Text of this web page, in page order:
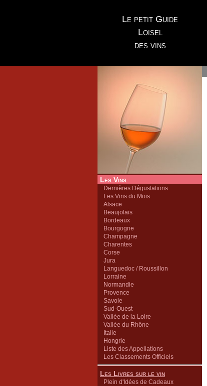
Le petit Guide
Loisel
des vins
Les Vins
Dernières Dégustations
Les Vins du Mois
Alsace
Beaujolais
Bordeaux
Bourgogne
Champagne
Charentes
Corse
Jura
Languedoc / Roussillon
Lorraine
Normandie
Provence
Savoie
Sud-Ouest
Vallée de la Loire
Vallée du Rhône
Italie
Hongrie
Liste des Appellations
Les Classements Officiels
Les Livres sur le vin
Plein d'Idées de Cadeaux